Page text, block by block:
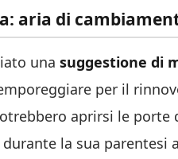
aria di
una suggestione di
per il
aprirsi le porte
la sua parentesi